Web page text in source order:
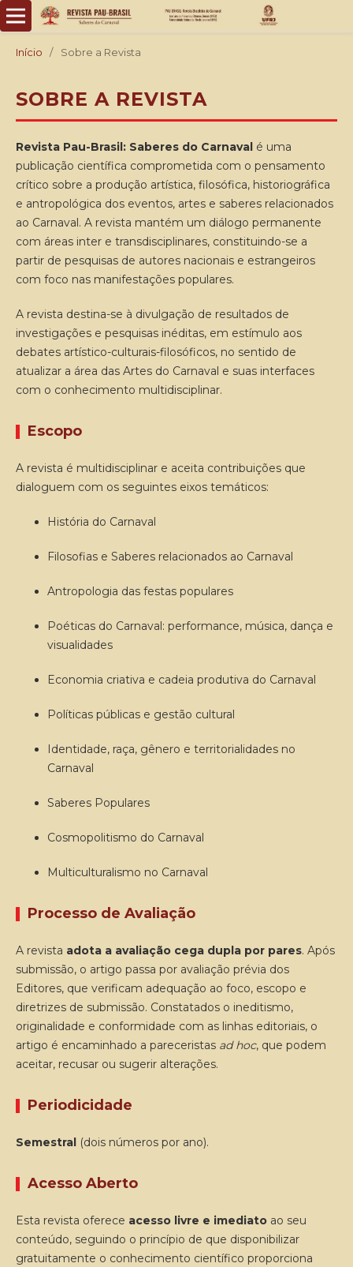
Início / Sobre a Revista
SOBRE A REVISTA
Revista Pau-Brasil: Saberes do Carnavalé uma
publicação científica comprometida com o pensamento
crítico sobre a produção artística, filosófica, historiográfica
e antropológica dos eventos, artes e saberes relacionados
ao Carnaval. A revista mantém um diálogo permanente
com áreas inter e transdisciplinares, constituindo-se a
partir de pesquisas de autores nacionais e estrangeiros
com foco nas manifestações populares.
A revista destina-se à divulgação de resultados de
investigações e pesquisas inéditas, em estímulo aos
debates artístico-culturais-filosóficos, no sentido de
atualizar a área das Artes do Carnaval e suas interfaces
com o conhecimento multidisciplinar.
Escopo
A revista é multidisciplinar e aceita contribuições que
dialoguem com os seguintes eixos temáticos:
História do Carnaval
Filosofias e Saberes relacionados ao Carnaval
Antropologia das festas populares
Poéticas do Carnaval: performance, música, dança e
visualidades
Economia criativa e cadeia produtiva do Carnaval
Políticas públicas e gestão cultural
Identidade, raça, gênero e territorialidades no
Carnaval
Saberes Populares
Cosmopolitismo do Carnaval
Multiculturalismo no Carnaval
Processo de Avaliação
A revista adota a avaliação cega dupla por pares. Após
submissão, o artigo passa por avaliação prévia dos
Editores, que verificam adequação ao foco, escopo e
diretrizes de submissão. Constatados o ineditismo,
originalidade e conformidade com as linhas editoriais, o
artigo é encaminhado a pareceristas ad hoc, que podem
aceitar, recusar ou sugerir alterações.
Periodicidade
Semestral(dois números por ano).
Acesso Aberto
Esta revista oferece acesso livre e imediatoao seu
conteúdo, seguindo o princípio de que disponibilizar
gratuitamente o conhecimento científico proporciona